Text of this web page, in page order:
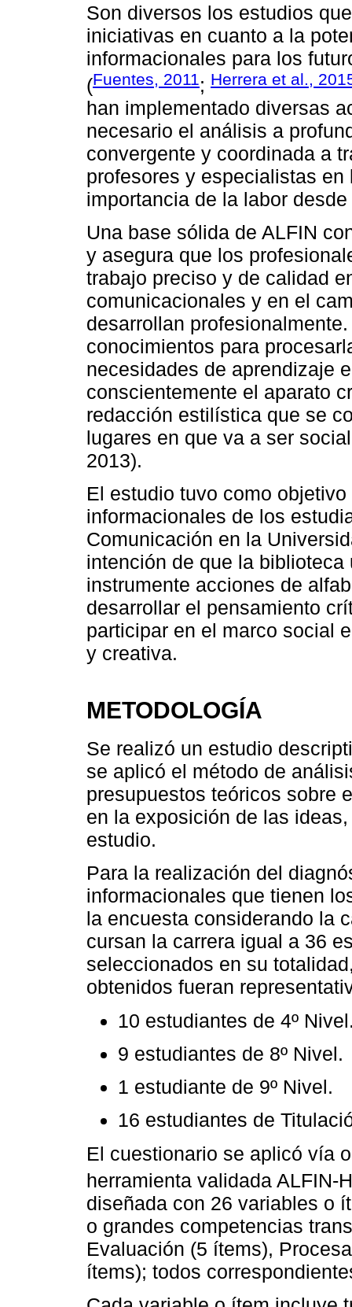
Son diversos los estudios
iniciativas en cuanto a la
informacionales para los
(Fuentes, 2011; Herrera et al.,
han implementado diversas
necesario el análisis a
convergente y coordinada a
profesores y especialistas
importancia de la labor
Una base sólida de ALFIN
y asegura que los
trabajo preciso y de calidad
comunicacionales y en el
desarrollan
conocimientos para
necesidades de aprendizaje
conscientemente el aparato
redacción estilística que se
lugares en que va a ser
2013).
El estudio tuvo como
informacionales de los
Comunicación en la
intención de que la
instrumente acciones de
desarrollar el pensamiento
participar en el marco social
y creativa.
METODOLOGÍA
Se realizó un estudio
se aplicó el método de
presupuestos teóricos sobre
en la exposición de las
estudio.
Para la realización del
informacionales que tienen
la encuesta considerando la
cursan la carrera igual a 36
seleccionados en su
obtenidos fueran
10 estudiantes de 4º
9 estudiantes de 8º Nivel.
1 estudiante de 9º Nivel.
16 estudiantes de
El cuestionario se aplicó vía
herramienta validada ALFIN-
diseñada con 26 variables o
o grandes competencias
Evaluación (5 ítems),
ítems); todos